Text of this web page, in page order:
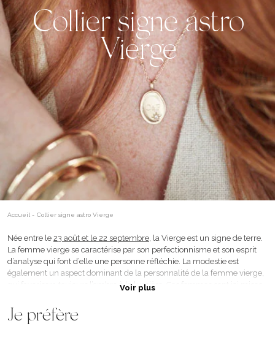
Collier signe astro
Vierge
Accueil - Collier signe astro Vierge
Née entre le 23 août et le 22 septembre, la Vierge est un signe de terre.
La femme vierge se caractérise par son perfectionnisme et son esprit
d’analyse qui font d’elle une personne réfléchie. La modestie est
également un aspect dominant de la personnalité de la femme vierge,
qui favorisera toujours l’ombre à la lumière. Ces femmes sont ici mises
personnalisables. La délicatesse de nos bijoux personnalisés saura
atteindre les cœurs tendres et pures de ces femmes discrètes. Ces
Voir plus
Je préfère